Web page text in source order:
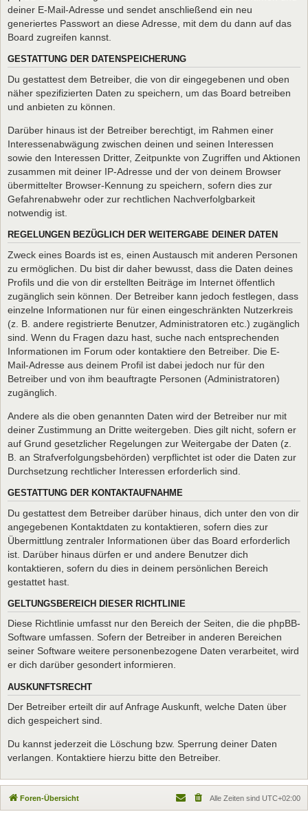
deiner E-Mail-Adresse und sendet anschließend ein neu
generiertes Passwort an diese Adresse, mit dem du dann auf das
Board zugreifen kannst.
GESTATTUNG DER DATENSPEICHERUNG
Du gestattest dem Betreiber, die von dir eingegebenen und oben
näher spezifizierten Daten zu speichern, um das Board betreiben
und anbieten zu können.
Darüber hinaus ist der Betreiber berechtigt, im Rahmen einer
Interessenabwägung zwischen deinen und seinen Interessen
sowie den Interessen Dritter, Zeitpunkte von Zugriffen und Aktionen
zusammen mit deiner IP-Adresse und der von deinem Browser
übermittelter Browser-Kennung zu speichern, sofern dies zur
Gefahrenabwehr oder zur rechtlichen Nachverfolgbarkeit
notwendig ist.
REGELUNGEN BEZÜGLICH DER WEITERGABE DEINER DATEN
Zweck eines Boards ist es, einen Austausch mit anderen Personen
zu ermöglichen. Du bist dir daher bewusst, dass die Daten deines
Profils und die von dir erstellten Beiträge im Internet öffentlich
zugänglich sein können. Der Betreiber kann jedoch festlegen, dass
einzelne Informationen nur für einen eingeschränkten Nutzerkreis
(z. B. andere registrierte Benutzer, Administratoren etc.) zugänglich
sind. Wenn du Fragen dazu hast, suche nach entsprechenden
Informationen im Forum oder kontaktiere den Betreiber. Die E-
Mail-Adresse aus deinem Profil ist dabei jedoch nur für den
Betreiber und von ihm beauftragte Personen (Administratoren)
zugänglich.
Andere als die oben genannten Daten wird der Betreiber nur mit
deiner Zustimmung an Dritte weitergeben. Dies gilt nicht, sofern er
auf Grund gesetzlicher Regelungen zur Weitergabe der Daten (z.
B. an Strafverfolgungsbehörden) verpflichtet ist oder die Daten zur
Durchsetzung rechtlicher Interessen erforderlich sind.
GESTATTUNG DER KONTAKTAUFNAHME
Du gestattest dem Betreiber darüber hinaus, dich unter den von dir
angegebenen Kontaktdaten zu kontaktieren, sofern dies zur
Übermittlung zentraler Informationen über das Board erforderlich
ist. Darüber hinaus dürfen er und andere Benutzer dich
kontaktieren, sofern du dies in deinem persönlichen Bereich
gestattet hast.
GELTUNGSBEREICH DIESER RICHTLINIE
Diese Richtlinie umfasst nur den Bereich der Seiten, die die phpBB-
Software umfassen. Sofern der Betreiber in anderen Bereichen
seiner Software weitere personenbezogene Daten verarbeitet, wird
er dich darüber gesondert informieren.
AUSKUNFTSRECHT
Der Betreiber erteilt dir auf Anfrage Auskunft, welche Daten über
dich gespeichert sind.
Du kannst jederzeit die Löschung bzw. Sperrung deiner Daten
verlangen. Kontaktiere hierzu bitte den Betreiber.
Foren-Übersicht Alle Zeiten sind UTC+02:00